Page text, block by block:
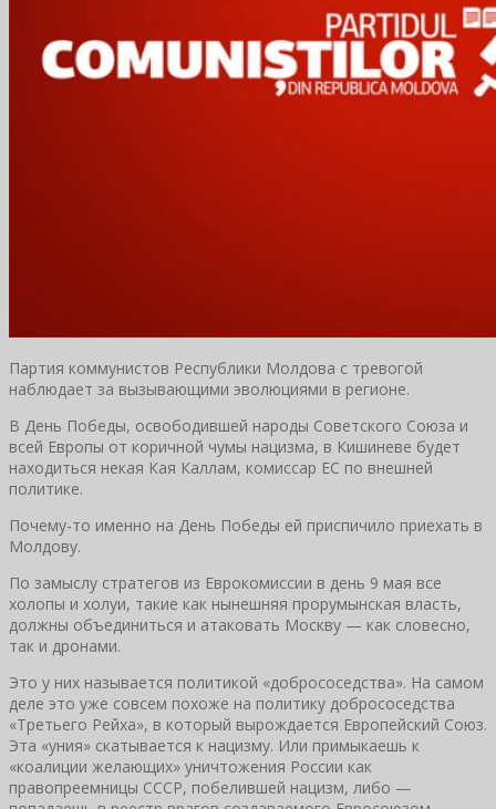
Партия коммунистов Республики Молдова с тревогой
наблюдает за вызывающими эволюциями в регионе.
В День Победы, освободившей народы Советского Союза и
всей Европы от коричной чумы нацизма, в Кишиневе будет
находиться некая Кая Каллам, комиссар ЕС по внешней
политике.
Почему-то именно на День Победы ей приспичило приехать в
Молдову.
По замыслу стратегов из Еврокомиссии в день 9 мая все
холопы и холуи, такие как нынешняя прорумынская власть,
должны объединиться и атаковать Москву — как словесно,
так и дронами.
Это у них называется политикой «добрососедства». На самом
деле это уже совсем похоже на политику добрососедства
«Третьего Рейха», в который вырождается Европейский Союз.
Эта «уния» скатывается к нацизму. Или примыкаешь к
«коалиции желающих» уничтожения России как
правопреемницы СССР, побелившей нацизм, либо —